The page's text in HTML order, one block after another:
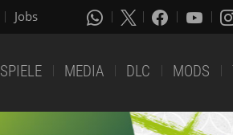
Jobs
SPIELE MEDIA DLC MODS